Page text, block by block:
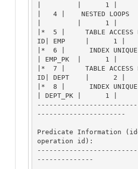
|         |      1 |
|   4 |    NESTED LOOPS
|         |      1 |
|*  5 |     TABLE ACCESS
ID| EMP     |      1 |
|*  6 |      INDEX UNIQUE
| EMP_PK  |      1 |
|*  7 |     TABLE ACCESS
ID| DEPT    |      2 |
|*  8 |      INDEX UNIQUE
| DEPT_PK |      1 |
----------------------
Predicate Information
operation id):
--------------